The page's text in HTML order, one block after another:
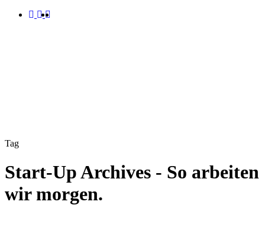
facebook
linkedin
instagram
Tag
Start-Up Archives - So arbeiten
wir morgen.